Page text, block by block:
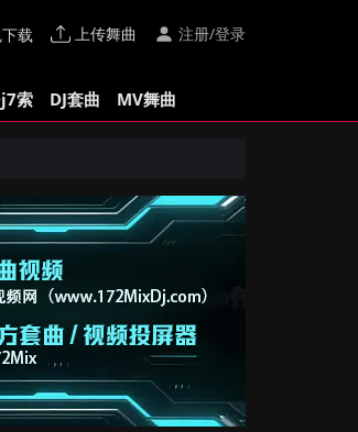
载 上传舞曲 注册/登录
索 DJ套曲 MV舞曲